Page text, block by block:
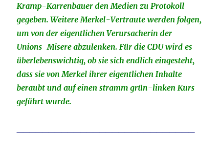
Kramp-Karrenbauer den Medien zu Protokoll
gegeben. Weitere Merkel-Vertraute werden folgen,
um von der eigentlichen Verursacherin der
Unions-Misere abzulenken. Für die CDU wird es
überlebenswichtig, ob sie sich endlich eingesteht,
dass sie von Merkel ihrer eigentlichen Inhalte
beraubt und auf einen stramm grün-linken Kurs
geführt wurde.